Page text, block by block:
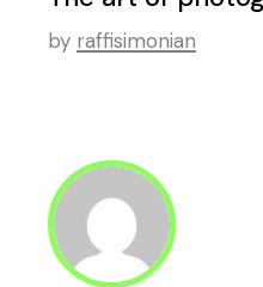
by raffisimonian